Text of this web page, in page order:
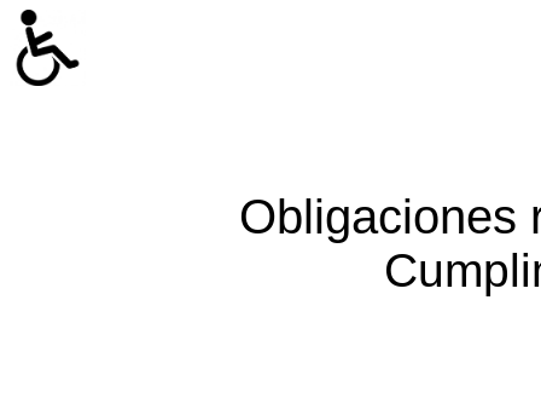
Obligaciones